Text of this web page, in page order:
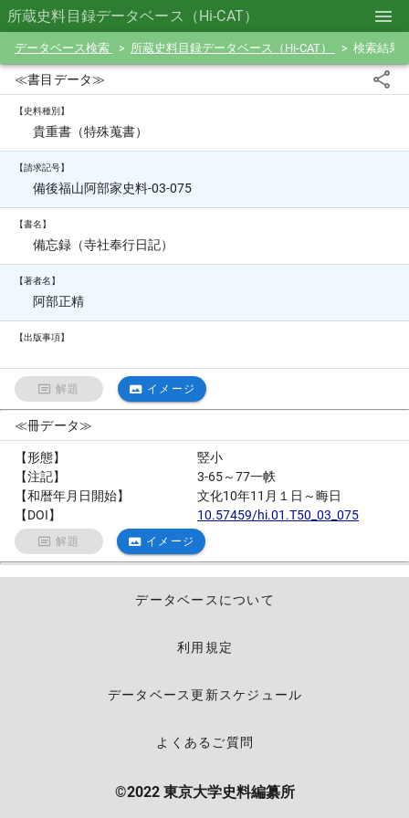
所蔵史料目録データベース（Hi-CAT）
データベース検索 所蔵史料目録データベース（Hi-CAT） 検索結果
≪書目データ≫
【史料種別】
貴重書（特殊蒐書）
【請求記号】
備後福山阿部家史料-03-075
【書名】
備忘録（寺社奉行日記）
【著者名】
阿部正精
【出版事項】
解題 イメージ
≪冊データ≫
【形態】
竪小
【注記】
3-65～77一帙
【和暦年月日開始】
文化10年11月１日～晦日
【DOI】
10.57459/hi.01.T50_03_075
解題 イメージ
データベースについて
利用規定
データベース更新スケジュール
よくあるご質問
©2022 東京大学史料編纂所